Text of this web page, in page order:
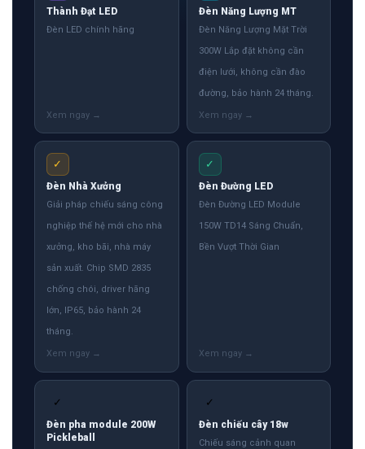
Thành Đạt LED
Đèn LED chính hãng
Đèn Năng Lượng MT
Đèn Năng Lượng Mặt Trời
300W Lắp đặt không cần
điện lưới, không cần đào
đường, bảo hành 24 tháng.
✓
Đèn Nhà Xưởng
Giải pháp chiếu sáng công
nghiệp thế hệ mới cho nhà
xưởng, kho bãi, nhà máy
sản xuất. Chip SMD 2835
chống chói, driver hãng
lớn, IP65, bảo hành 24
tháng.
✓
Đèn Đường LED
Đèn Đường LED Module
150W TD14 Sáng Chuẩn,
Bền Vượt Thời Gian
✓
Đèn pha module 200W
Pickleball
✓
Đèn chiếu cây 18w
Chiếu sáng cảnh quan